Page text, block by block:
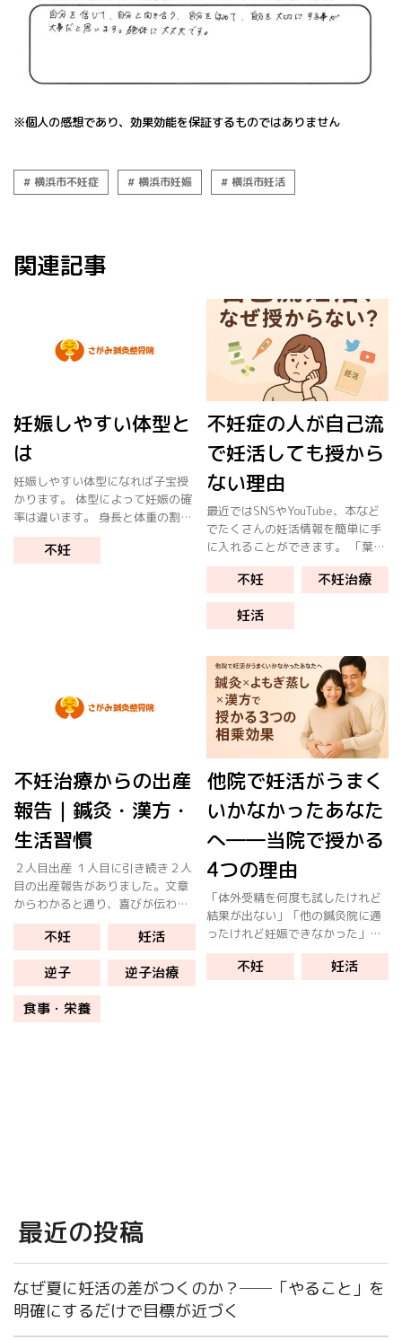
※個人の感想であり、効果効能を保証するものではありません
横浜市不妊症 横浜市妊娠 横浜市妊活
関連記事
妊娠しやすい体型と
は
妊娠しやすい体型になれば子宝授
かります。 体型によって妊娠の確
率は違います。 身長と体重の割合
であるBMIがあります。 BMIは体重
（㎏）÷身長（ｍ）÷身長（ｍ）で
不妊
不妊症の人が自己流
で妊活しても授から
ない理由
最近ではSNSやYouTube、本など
でたくさんの妊活情報を簡単に手
に入れることができます。 「葉酸
を摂るといい」「冷え性を改善し
よう」「よもぎ蒸しがいいらし
い」など、情報を参考にしなが
ら、自分なりに妊活を頑張ってい
不妊
不妊治療
妊活
不妊治療からの出産
報告｜鍼灸・漢方・
生活習慣
２人目出産 １人目に引き続き２人
目の出産報告がありました。文章
からわかると通り、喜びが伝わっ
てきます。 不妊治療の目的 不妊
治療や妊活は、妊娠が目的ではな
く「元気な赤ちゃんを産むこと」
です。当たり前のことなんです
が、妊娠 […]
不妊
妊活
逆子
逆子治療
食事・栄養
他院で妊活がうまく
いかなかったあなた
へ――当院で授かる
4つの理由
「体外受精を何度も試したけれど
結果が出ない」「他の鍼灸院に通
ったけれど妊娠できなかった」
――そんなお悩みを抱える方が、
当院に転院して平均6.2か月で妊娠
不妊 妊活
最近の投稿
なぜ夏に妊活の差がつくのか？──「やること」を
明確にするだけで目標が近づく